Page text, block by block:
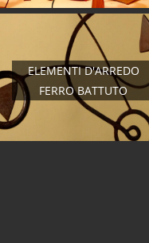
ELEMENTI D'ARREDO
FERRO BATTUTO